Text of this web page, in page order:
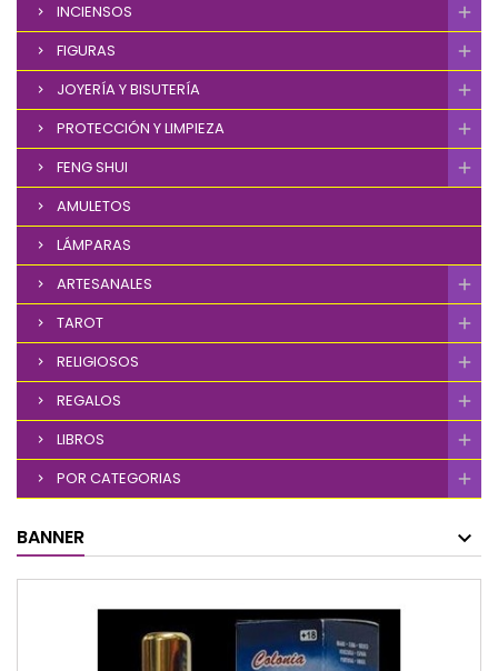
INCIENSOS
FIGURAS
JOYERÍA Y BISUTERÍA
PROTECCIÓN Y LIMPIEZA
FENG SHUI
AMULETOS
LÁMPARAS
ARTESANALES
TAROT
RELIGIOSOS
REGALOS
LIBROS
POR CATEGORIAS
BANNER